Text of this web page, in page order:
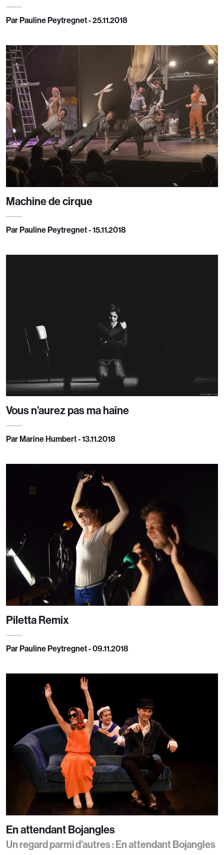
Par Pauline Peytregnet - 25.11.2018
Machine de cirque
Par Pauline Peytregnet - 15.11.2018
Vous n’aurez pas ma haine
Par Marine Humbert - 13.11.2018
Piletta Remix
Par Pauline Peytregnet - 09.11.2018
En attendant Bojangles
Un regard parmi d’autres : En attendant Bojangles